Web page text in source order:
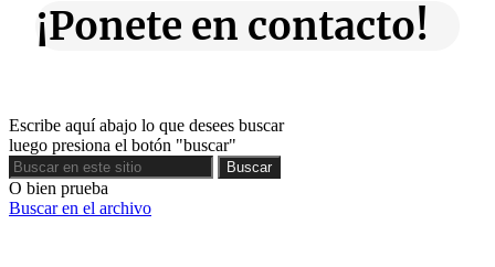
¡Ponete en contacto!
Escribe aquí abajo lo que desees buscar
luego presiona el botón "buscar"
Buscar
Buscar
O bien prueba
Buscar en el archivo